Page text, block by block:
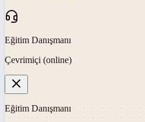
Eğitim Danışmanı
Çevrimiçi (online)
Eğitim Danışmanı